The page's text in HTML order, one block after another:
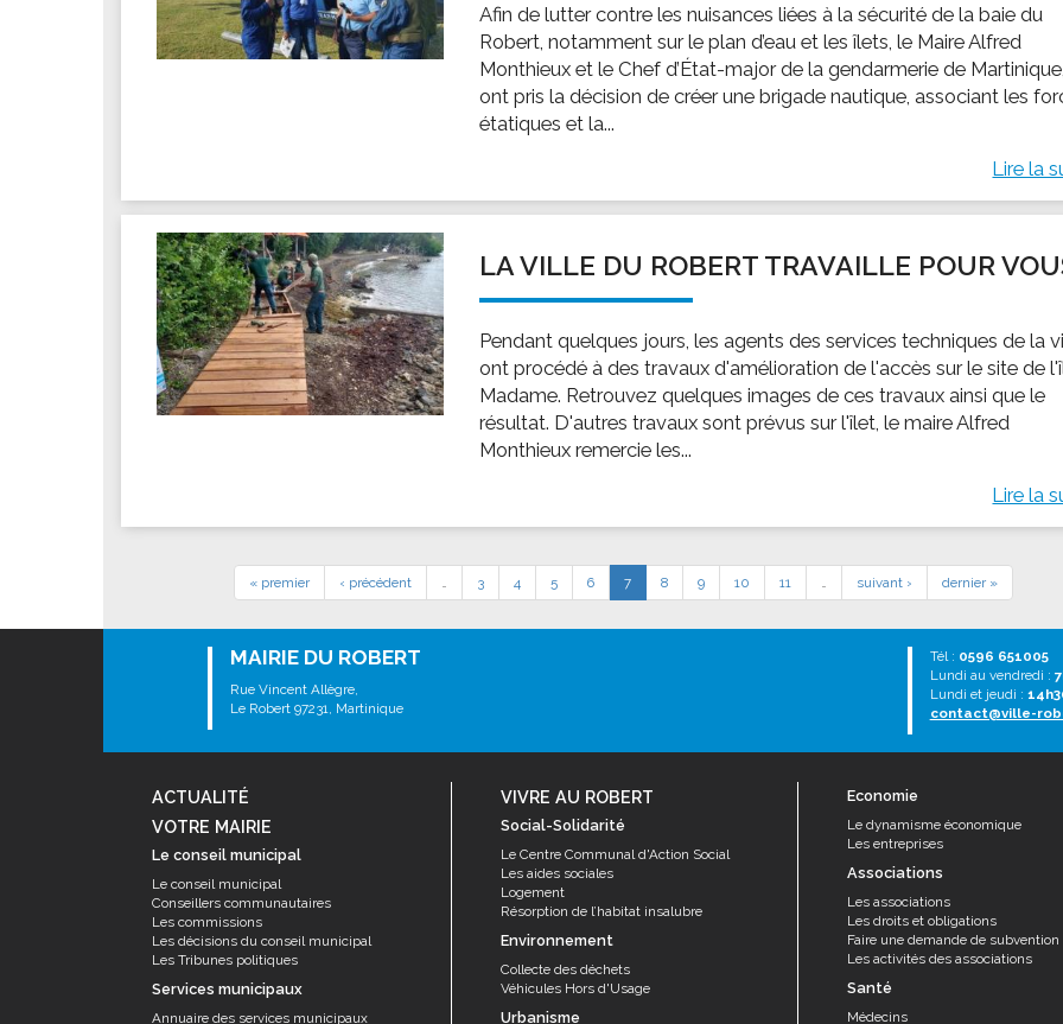
Afin de lutter contre les nuisances liées à la sécurité de la baie du
Robert, notamment sur le plan d’eau et les îlets, le Maire Alfred
Monthieux et le Chef d’État-major de la gendarmerie de Martinique,
ont pris la décision de créer une brigade nautique, associant les
étatiques et la...
Lire la
LA VILLE DU ROBERT TRAVAILLE POUR
Pendant quelques jours, les agents des services techniques de la
ont procédé à des travaux d'amélioration de l'accès sur le site de
Madame. Retrouvez quelques images de ces travaux ainsi que le
résultat. D'autres travaux sont prévus sur l'îlet, le maire Alfred
Monthieux remercie les...
Lire la
« premier ‹ précédent 3 4 5 6 7 8 9 10 11 suivant › dernier »
MAIRIE DU ROBERT
Rue Vincent Allègre,
Le Robert 97231, Martinique
Tél : 0596 651005
Lundi au vendredi :
Lundi et jeudi :
contact@ville-
ACTUALITÉ
VOTRE MAIRIE
Le conseil municipal
Le conseil municipal
Conseillers communautaires
Les commissions
Les décisions du conseil municipal
Les Tribunes politiques
Services municipaux
Annuaire des services municipaux
VIVRE AU ROBERT
Social-Solidarité
Le Centre Communal d'Action Social
Les aides sociales
Logement
Résorption de l’habitat insalubre
Environnement
Collecte des déchets
Véhicules Hors d'Usage
Urbanisme
Economie
Le dynamisme économique
Les entreprises
Associations
Les associations
Les droits et obligations
Faire une demande de subvention
Les activités des associations
Santé
Médecins